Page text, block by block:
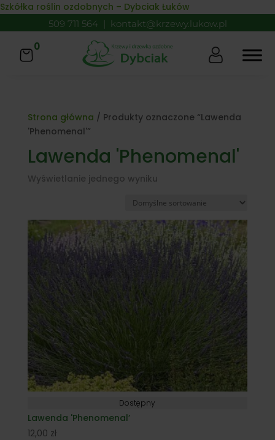
Skip to content
Szkółka roślin ozdobnych – Dybciak Łuków
509 711 564 | kontakt@krzewy.lukow.pl
0
Strona główna / Produkty oznaczone “Lawenda
'Phenomenal'”
Lawenda 'Phenomenal'
Wyświetlanie jednego wyniku
Dostępny
Lawenda 'Phenomenal’
12,00 zł